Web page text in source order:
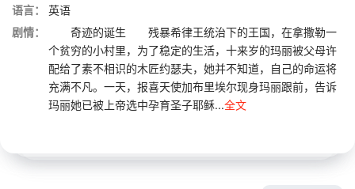
语言：
英语
剧情：
奇迹的诞生 残暴希律王统治下的王国，在拿撒勒一
个贫穷的小村里，为了稳定的生活，十来岁的玛丽被父母许
配给了素不相识的木匠约瑟夫，她并不知道，自己的命运将
充满不凡。一天，报喜天使加布里埃尔现身玛丽跟前，告诉
玛丽她已被上帝选中孕育圣子耶稣...全文